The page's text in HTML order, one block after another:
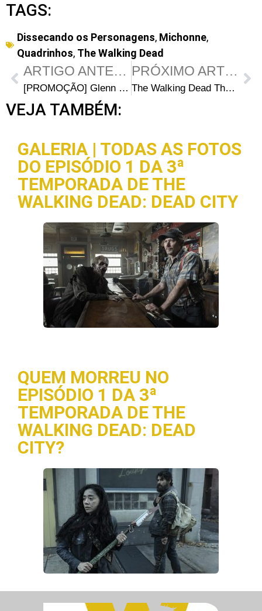
TAGS:
Dissecando os Personagens, Michonne,
Quadrinhos, The Walking Dead
ARTIGO ANTERIOR
[PROMOÇÃO] Glenn Rhee e Maggie Greene Action Figures da Nerd+
PRÓXIMO ARTIGO
The Walking Dead The Game S02E03: Detalhes do lançamento e novas imagens
VEJA TAMBÉM:
GALERIA | TODAS AS FOTOS
DO EPISÓDIO 1 DA 3ª
TEMPORADA DE THE
WALKING DEAD: DEAD CITY
QUEM MORREU NO
EPISÓDIO 1 DA 3ª
TEMPORADA DE THE
WALKING DEAD: DEAD
CITY?